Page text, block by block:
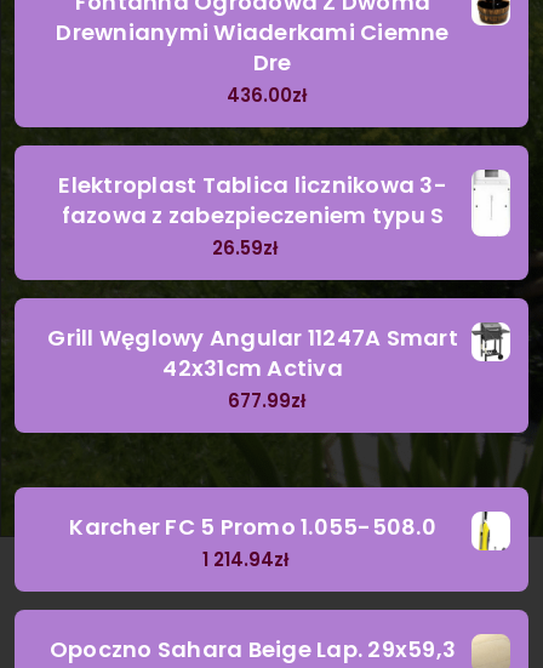
Drewnianymi Wiaderkami Ciemne
Dre
436.00zł
Elektroplast Tablica licznikowa 3-
fazowa z zabezpieczeniem typu S
26.59zł
Grill Węglowy Angular 11247A Smart
42x31cm Activa
677.99zł
Karcher FC 5 Promo 1.055-508.0
1 214.94zł
Opoczno Sahara Beige Lap. 29x59,3